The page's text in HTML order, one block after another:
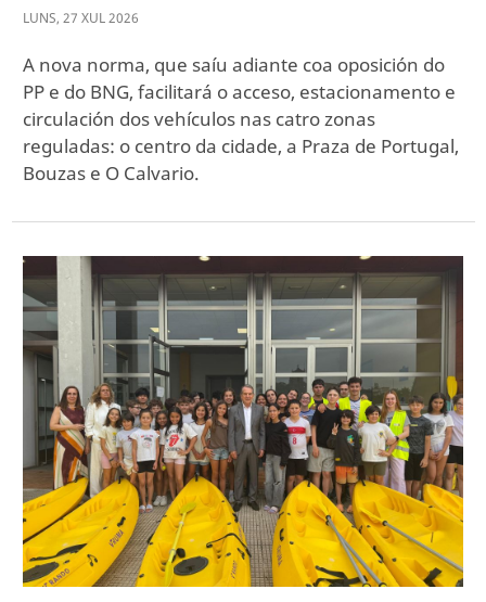
LUNS, 27 XUL2026
A nova norma, que saíu adiante coa oposición do
PP e do BNG, facilitará o acceso, estacionamento e
circulación dos vehículos nas catro zonas
reguladas: o centro da cidade, a Praza de Portugal,
Bouzas e O Calvario.